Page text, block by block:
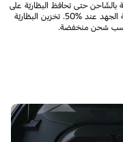
متّصلة بالشّاحن حتى تحافظ البطّاريّة على
شحنها. تأكّد من تحديد الحدّ الأقصى لشحن البطّاريّة عالية الجهد عند %50. تخزين البطّاريّة
نسب شحن منخفضة.